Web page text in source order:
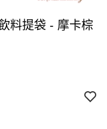
料提袋 - 摩卡棕